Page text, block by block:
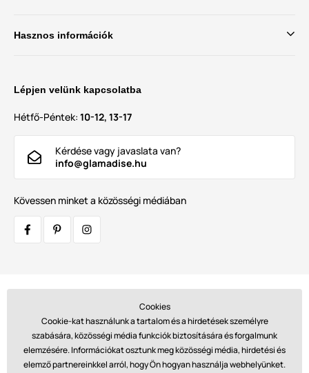
Hasznos információk
Lépjen velünk kapcsolatba
Hétfő-Péntek: 10-12, 13-17
Kérdése vagy javaslata van?
info@glamadise.hu
Kövessen minket a közösségi médiában
Fizetések:
Cookies
Cookie-kat használunk a tartalom és a hirdetések személyre
szabására, közösségi média funkciók biztosítására és forgalmunk
elemzésére. Információkat osztunk meg közösségi média, hirdetési és
elemző partnereinkkel arról, hogy Ön hogyan használja webhelyünket.